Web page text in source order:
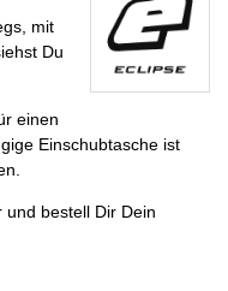
mit
Du
einen
Einschubtasche ist
und bestell Dir Dein